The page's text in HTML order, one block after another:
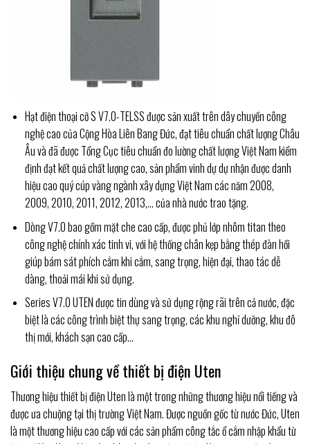
Hạt điện thoại cỡ S V7.0-TELSS được sản xuất trên dây chuyền công
nghệ cao của Cộng Hòa Liên Bang Đức, đạt tiêu chuẩn chất lượng Châu
Âu và đã được Tổng Cục tiêu chuẩn đo lường chất lượng Việt Nam kiểm
định đạt kết quả chất lượng cao, sản phẩm vinh dự dự nhận được danh
hiệu cao quý cúp vàng ngành xây dựng Việt Nam các năm 2008,
2009, 2010, 2011, 2012, 2013,… của nhà nước trao tặng.
Dòng V7.0 bao gồmmặt che cao cấp, được phủ lớp nhôm titan theo
công nghệ chính xác tinh vi, với hệ thống chân kẹp bằng thép đàn hồi
giúp bám sát phích cắm khi cắm, sang trọng, hiện đại, thao tác dễ
dàng, thoải mái khi sử dụng.
Series V7.0 UTEN được tin dùng và sử dụng rộng rãi trên cả nước, đặc
biệt là các công trình biệt thự sang trọng, các khu nghỉ dưỡng, khu đô
thị mới, khách sạn cao cấp…
Giới thiệu chung về thiết bị điện Uten
Thương hiệu thiết bị điện Uten là một trong những thương hiệu nổi tiếng và
được ưa chuộng tại thị trường Việt Nam. Được nguồn gốc từ nước Đức, Uten
là một thương hiệu cao cấp với các sản phẩm công tắc ổ cắm nhập khẩu từ